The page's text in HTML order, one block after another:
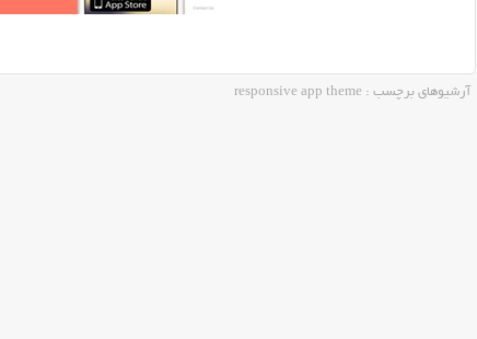
آرشیوهای برچسب : responsive app theme